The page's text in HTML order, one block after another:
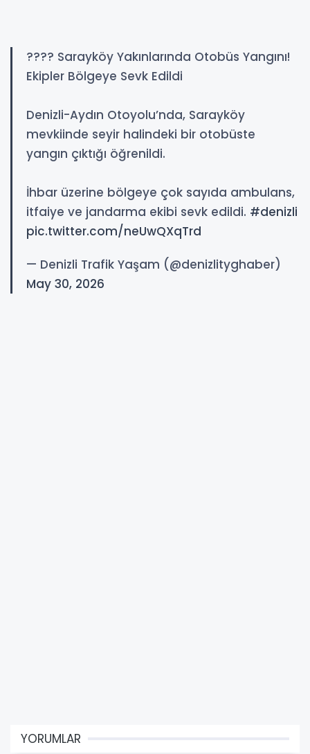
???? Sarayköy Yakınlarında Otobüs Yangını!
Ekipler Bölgeye Sevk Edildi
Denizli-Aydın Otoyolu’nda, Sarayköy
mevkiinde seyir halindeki bir otobüste
yangın çıktığı öğrenildi.
İhbar üzerine bölgeye çok sayıda ambulans,
itfaiye ve jandarma ekibi sevk edildi. #denizli
pic.twitter.com/neUwQXqTrd
— Denizli Trafik Yaşam (@denizlityghaber)
May 30, 2026
YORUMLAR